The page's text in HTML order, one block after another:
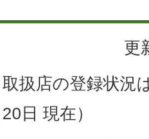
更
扱店の登録状況
日 現在）